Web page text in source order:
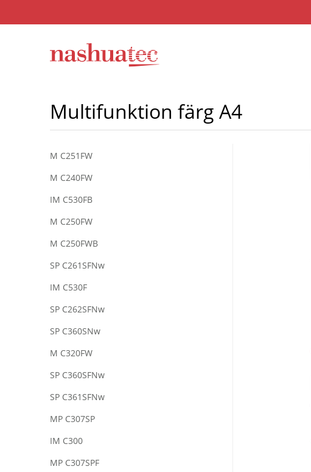
Multifunktion färg A4
M C251FW
M C240FW
IM C530FB
M C250FW
M C250FWB
SP C261SFNw
IM C530F
SP C262SFNw
SP C360SNw
M C320FW
SP C360SFNw
SP C361SFNw
MP C307SP
IM C300
MP C307SPF